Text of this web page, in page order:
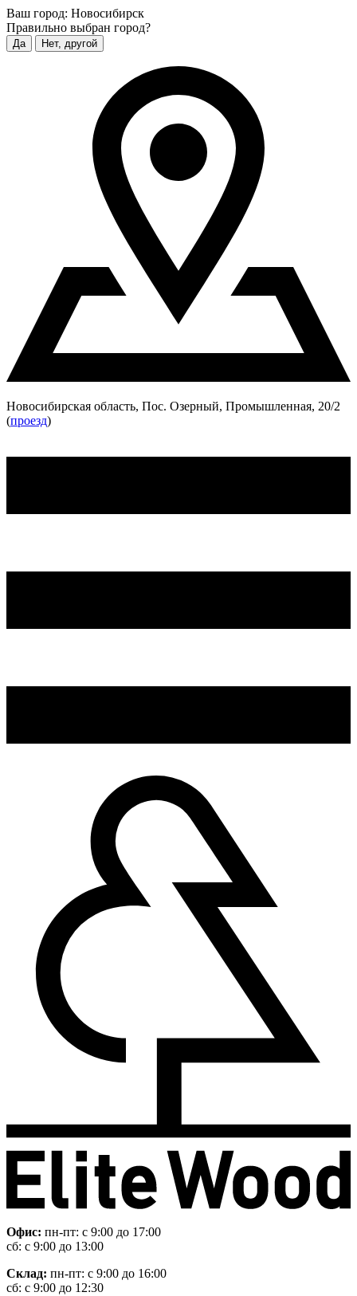
Ваш город: Новосибирск
Правильно выбран город?
Да Нет, другой
Новосибирская область, Пос. Озерный, Промышленная, 20/2
(проезд)
Офис: пн-пт: с 9:00 до 17:00
сб: с 9:00 до 13:00
Склад: пн-пт: с 9:00 до 16:00
сб: с 9:00 до 12:30